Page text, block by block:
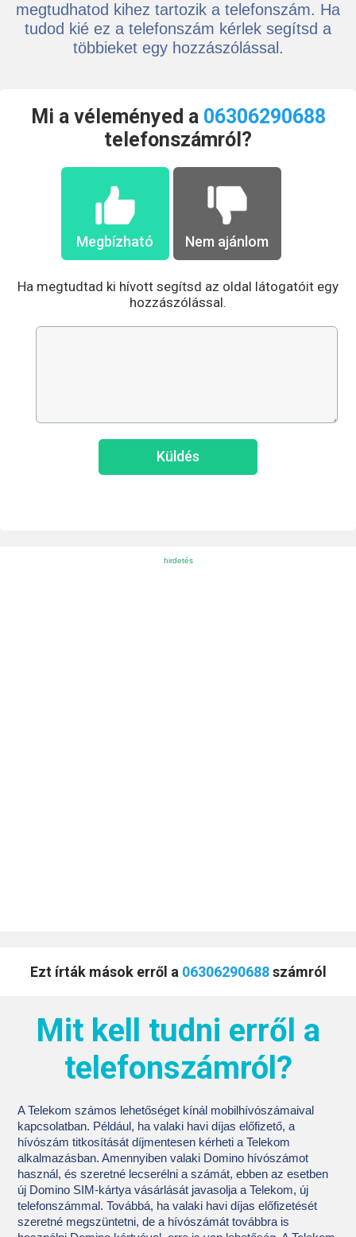
megtudhatod kihez tartozik a telefonszám. Ha
tudod kié ez a telefonszám kérlek segítsd a
többieket egy hozzászólással.
Mi a véleményed a 06306290688
telefonszámról?
Megbízható Nem ajánlom
Ha megtudtad ki hívott segítsd az oldal látogatóit egy
hozzászólással.
Küldés
Ezt írták mások erről a 06306290688számról
Mit kell tudni erről a
telefonszámról?
A Telekom számos lehetőséget kínál mobilhívószámaival
kapcsolatban. Például, ha valaki havi díjas előfizető, a
hívószám titkosítását díjmentesen kérheti a Telekom
alkalmazásban. Amennyiben valaki Domino hívószámot
használ, és szeretné lecserélni a számát, ebben az esetben
új Domino SIM-kártya vásárlását javasolja a Telekom, új
telefonszámmal. Továbbá, ha valaki havi díjas előfizetését
szeretné megszüntetni, de a hívószámát továbbra is